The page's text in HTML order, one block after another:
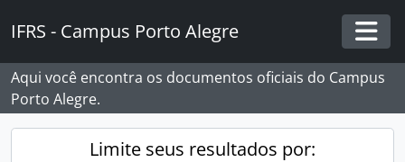
IFRS - Campus Porto Alegre
Aqui você encontra os documentos oficiais do Campus
Porto Alegre.
Limite seus resultados por: